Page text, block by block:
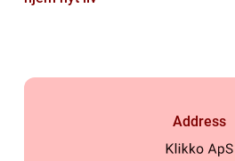
Address